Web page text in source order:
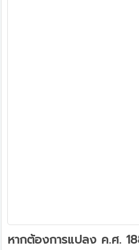
หากต้องการแปลง ค.ศ.